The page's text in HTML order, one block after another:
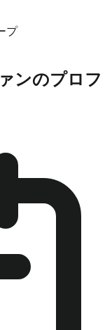
プ
ンのプロフ